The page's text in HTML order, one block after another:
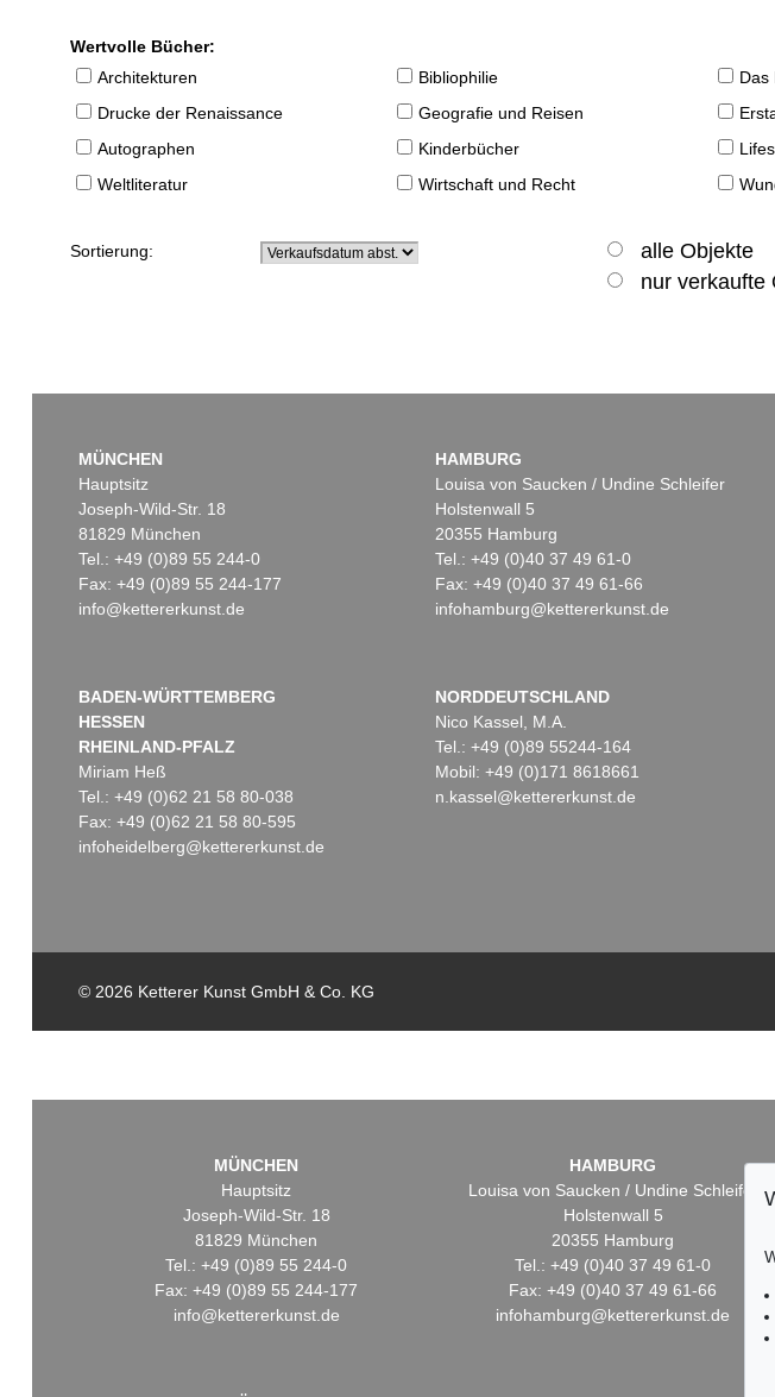
Wertvolle Bücher:
Architekturen
Bibliophilie Das
Drucke der Renaissance
Geografie und Reisen
Autographen
Kinderbücher
Weltliteratur
Wirtschaft und Recht
Sortierung: alle Objekte
nur verkaufte
MÜNCHEN
Hauptsitz
Joseph-Wild-Str. 18
81829 München
Tel.: +49 (0)89 55 244-0
Fax: +49 (0)89 55 244-177
info@kettererkunst.de
HAMBURG
Louisa von Saucken / Undine Schleifer
Holstenwall 5
20355 Hamburg
Tel.: +49 (0)40 37 49 61-0
Fax: +49 (0)40 37 49 61-66
infohamburg@kettererkunst.de
BADEN-WÜRTTEMBERG
HESSEN
RHEINLAND-PFALZ
Miriam Heß
Tel.: +49 (0)62 21 58 80-038
Fax: +49 (0)62 21 58 80-595
infoheidelberg@kettererkunst.de
NORDDEUTSCHLAND
Nico Kassel, M.A.
Tel.: +49 (0)89 55244-164
Mobil: +49 (0)171 8618661
n.kassel@kettererkunst.de
© 2026 Ketterer Kunst GmbH & Co. KG
MÜNCHEN
Hauptsitz
Joseph-Wild-Str. 18
81829 München
Tel.: +49 (0)89 55 244-0
Fax: +49 (0)89 55 244-177
info@kettererkunst.de
HAMBURG
Louisa von Saucken / Undine Schleifer
Holstenwall 5
20355 Hamburg
Tel.: +49 (0)40 37 49 61-0
Fax: +49 (0)40 37 49 61-66
infohamburg@kettererkunst.de